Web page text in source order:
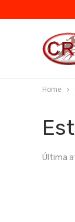
Home
Última